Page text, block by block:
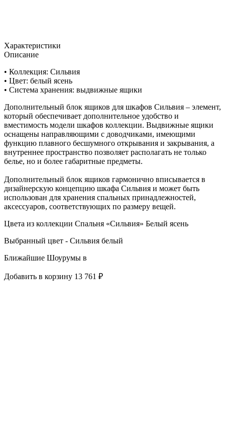
Характеристики
Описание
• Коллекция: Сильвия
• Цвет: белый ясень
• Система хранения: выдвижные ящики
Дополнительный блок ящиков для шкафов Сильвия – элемент,
который обеспечивает дополнительное удобство и
вместимость модели шкафов коллекции. Выдвижные ящики
оснащены направляющими с доводчиками, имеющими
функцию плавного бесшумного открывания и закрывания, а
внутреннее пространство позволяет располагать не только
белье, но и более габаритные предметы.
Дополнительный блок ящиков гармонично вписывается в
дизайнерскую концепцию шкафа Сильвия и может быть
использован для хранения спальных принадлежностей,
аксессуаров, соответствующих по размеру вещей.
Цвета из коллекции Спальня «Сильвия» Белый ясень
Выбранный цвет - Сильвия белый
Ближайшие Шоурумы в
Добавить в корзину 13 761 ₽